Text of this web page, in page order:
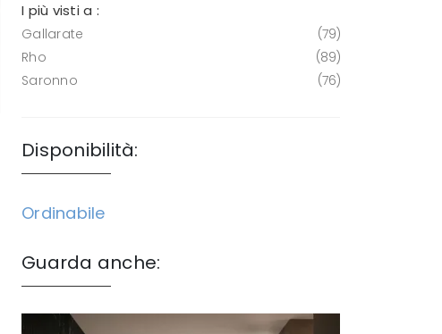
I più visti a :
Gallarate
79
Rho
89
Saronno
76
Disponibilità:
Ordinabile
Guarda anche: